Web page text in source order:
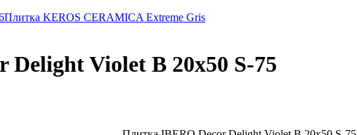
Плитка KEROS CERAMICA Extreme Gris
Violet B 20x50 S-75